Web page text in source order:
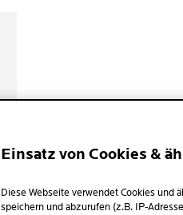
Einsatz von Cookies &
Diese Webseite verwendet Cookies und
speichern und abzurufen (z.B. IP-